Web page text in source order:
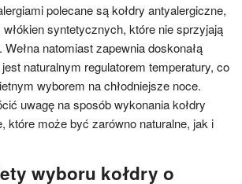
polecane są kołdry antyalergiczne,
syntetycznych, które nie sprzyjają
natomiast zapewnia doskonałą
naturalnym regulatorem temperatury, co
wyborem na chłodniejsze noce.
uwagę na sposób wykonania kołdry
które może być zarówno naturalne, jak i
wyboru kołdry o